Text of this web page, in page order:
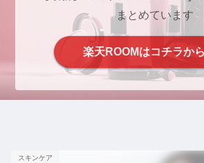
まとめています
楽天ROOMはコチラ
スキンケア